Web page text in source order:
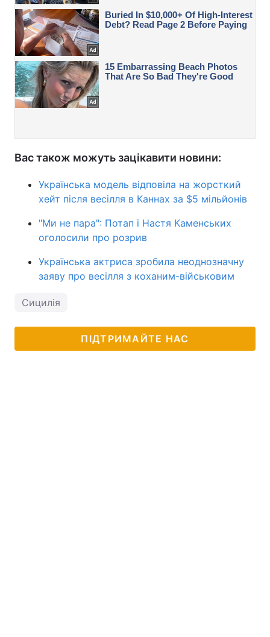
Вас також можуть зацікавити новини:
Українська модель відповіла на жорсткий
хейт після весілля в Каннах за $5 мільйонів
"Ми не пара": Потап і Настя Каменських
оголосили про розрив
Українська актриса зробила неоднозначну
заяву про весілля з коханим-військовим
Сицилія
ПІДТРИМАЙТЕ НАС